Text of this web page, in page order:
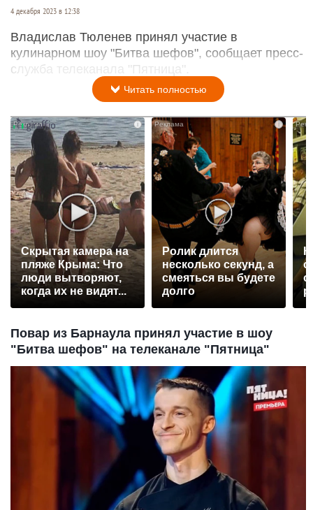
4 декабря 2023 в 12:38
Владислав Тюленев принял участие в
кулинарном шоу "Битва шефов", сообщает пресс-
служба телеканала "Пятница".
Читать полностью
i
Скрытая камера на
пляже Крыма: Что
люди вытворяют,
когда их не видят...
Ролик длится
несколько секунд, а
смеяться вы будете
долго
Повар из Барнаула принял участие в шоу
"Битва шефов" на телеканале "Пятница"